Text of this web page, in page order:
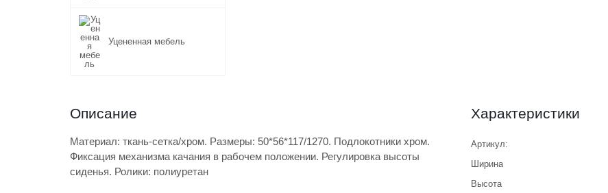
Уцененная мебель
Описание
Материал: ткань-сетка/хром. Размеры: 50*56*117/1270. Подлокотники хром.
Фиксация механизма качания в рабочем положении. Регулировка высоты
сиденья. Ролики: полиуретан
Характеристики
Артикул:
Ширина
Высота